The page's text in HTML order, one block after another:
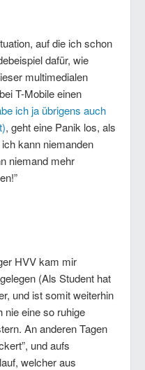
auf die ich schon
dafür, wie
multimedialen
T-Mobile einen
ich ja übrigens auch
, geht eine Panik los, als
kann niemanden
niemand mehr
HVV kam mir
(Als Student hat
und ist somit weiterhin
nie eine so ruhige
An anderen Tagen
und aufs
welcher aus